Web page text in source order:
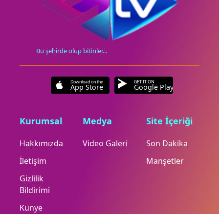
Bu şehirde olup bitinler...
Download on the
App Store
GET IT ON
Google Play
Kurumsal
Hakkımızda
İletişim
Gizlilik
Bildirimi
Künye
Medya
Video Galeri
Site İçeriği
Son Dakika
Manşetler